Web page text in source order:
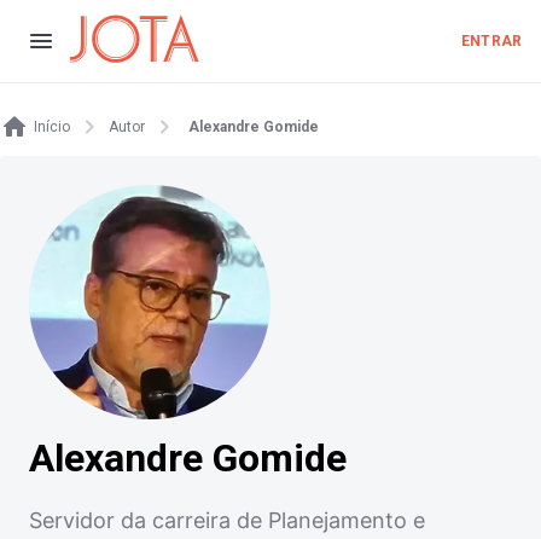
ENTRAR
Início Autor Alexandre Gomide
Alexandre Gomide
Servidor da carreira de Planejamento e